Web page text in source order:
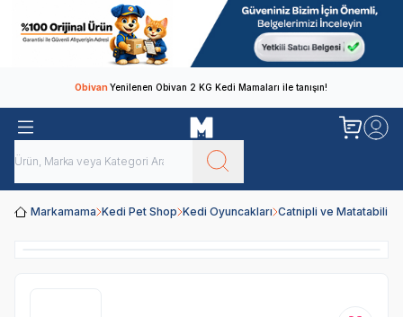
ObivanYenilenen Obivan 2 KG Kedi Mamaları ile tanışın!
Markamama Kedi Pet Shop Kedi Oyuncakları Catnipli ve Matatabili